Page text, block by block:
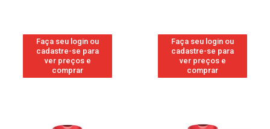
Faça seu login ou
cadastre-se para
ver preços e
comprar
Faça seu login ou
cadastre-se para
ver preços e
comprar